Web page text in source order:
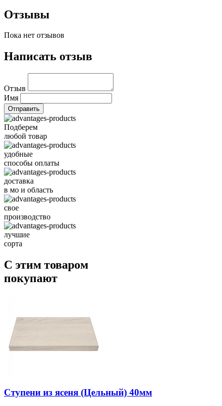
Отзывы
Пока нет отзывов
Написать отзыв
Отзыв
Имя
Подберем
любой товар
удобные
способы оплаты
доставка
в мо и область
свое
производство
лучшие
сорта
С этим товаром
покупают
Ступени из ясеня (Цельный) 40мм